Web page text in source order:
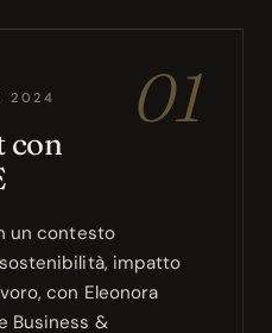
01
2024
con
un contesto
impatto
con Eleonora
Business &